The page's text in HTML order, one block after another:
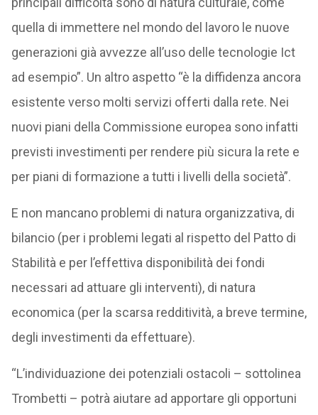
quella di immettere nel mondo del lavoro le nuove
generazioni già avvezze all’uso delle tecnologie Ict
ad esempio”. Un altro aspetto “è la diffidenza ancora
esistente verso molti servizi offerti dalla rete. Nei
nuovi piani della Commissione europea sono infatti
previsti investimenti per rendere più sicura la rete e
per piani di formazione a tutti i livelli della società”.
E non mancano problemi di natura organizzativa, di
bilancio (per i problemi legati al rispetto del Patto di
Stabilità e per l’effettiva disponibilità dei fondi
necessari ad attuare gli interventi), di natura
economica (per la scarsa redditività, a breve termine,
degli investimenti da effettuare).
“L’individuazione dei potenziali ostacoli – sottolinea
Trombetti – potrà aiutare ad apportare gli opportuni